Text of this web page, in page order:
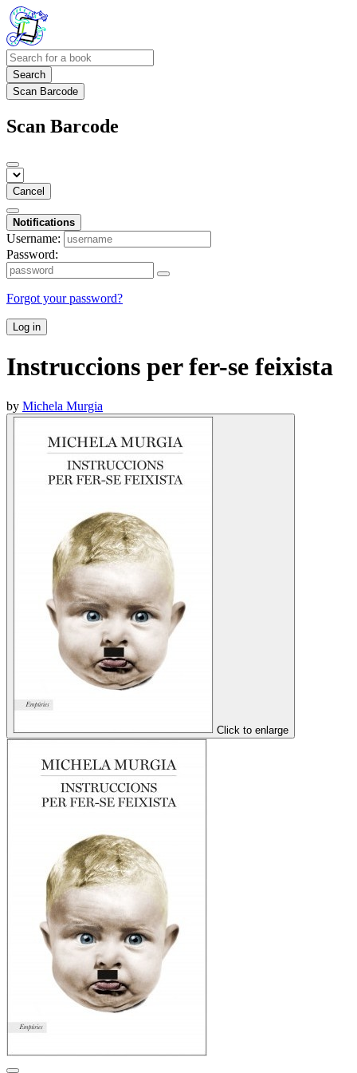
Search
Scan Barcode
Scan Barcode
Cancel
Notifications
Username:
Password:
Forgot your password?
Log in
Instruccions per fer-se feixista
by Michela Murgia
Click to enlarge